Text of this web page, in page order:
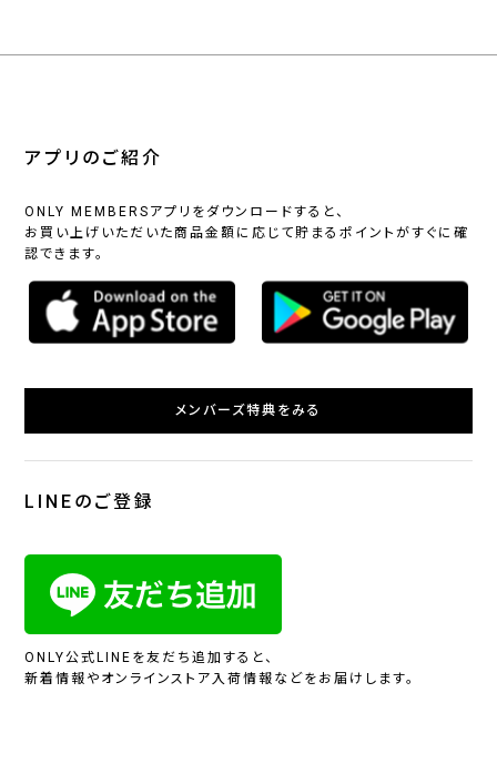
アプリのご紹介
ONLY MEMBERSアプリをダウンロードすると、
お買い上げいただいた商品金額に応じて貯まるポイントがすぐに確
認できます。
メンバーズ特典をみる
LINEのご登録
ONLY公式LINEを友だち追加すると、
新着情報やオンラインストア入荷情報などをお届けします。